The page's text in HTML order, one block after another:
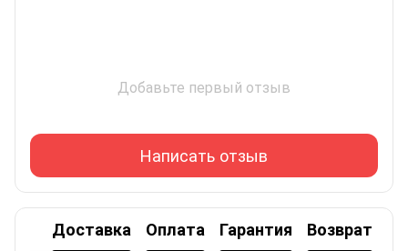
Добавьте первый отзыв
Написать отзыв
Доставка Оплата Гарантия Возврат